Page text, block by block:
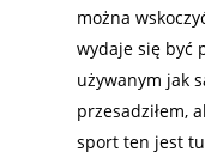
można
wydaje się być
używanym jak
przesadziłem,
sport ten jest